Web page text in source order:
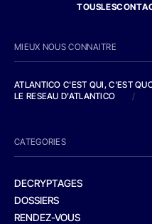
MIEUX NOUS CONNAITRE
ATLANTICO C'EST QUI, C'EST
LE RESEAU D'ATLANTICO
/
CATEGORIES
DECRYPTAGES
DOSSIERS
RENDEZ-VOUS